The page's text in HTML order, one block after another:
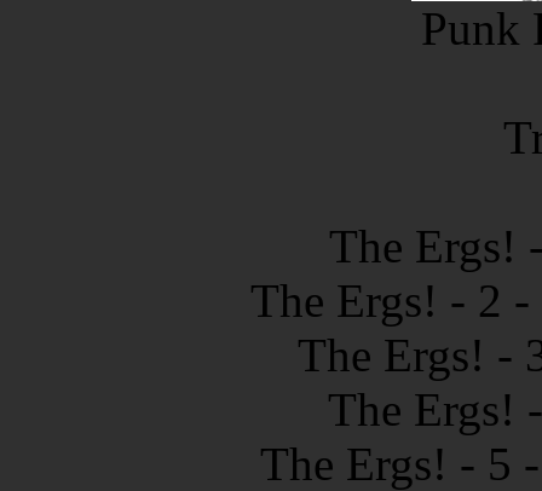
Punk
The Ergs!
The Ergs! - 2
The Ergs! -
The Ergs!
The Ergs! - 5